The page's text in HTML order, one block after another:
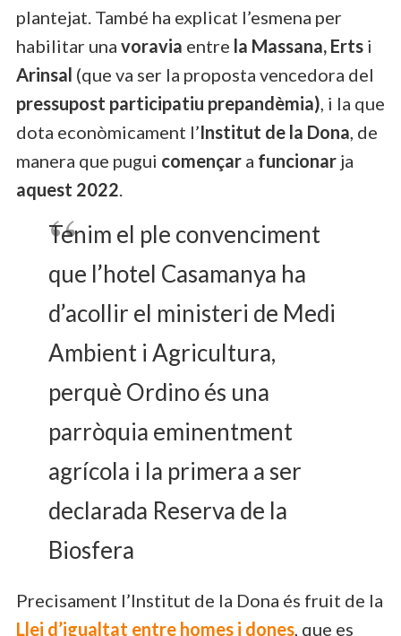
plantejat. També ha explicat l’esmena per
habilitar una voravia entre la Massana, Erts i
Arinsal (que va ser la proposta vencedora del
pressupost participatiu prepandèmia), i la que
dota econòmicament l’Institut de la Dona, de
manera que pugui començar a funcionar ja
aquest 2022.
Tenim el ple convenciment
que l’hotel Casamanya ha
d’acollir el ministeri de Medi
Ambient i Agricultura,
perquè Ordino és una
parròquia eminentment
agrícola i la primera a ser
declarada Reserva de la
Biosfera
Precisament l’Institut de la Dona és fruit de la
Llei d’igualtat entre homes i dones, que es